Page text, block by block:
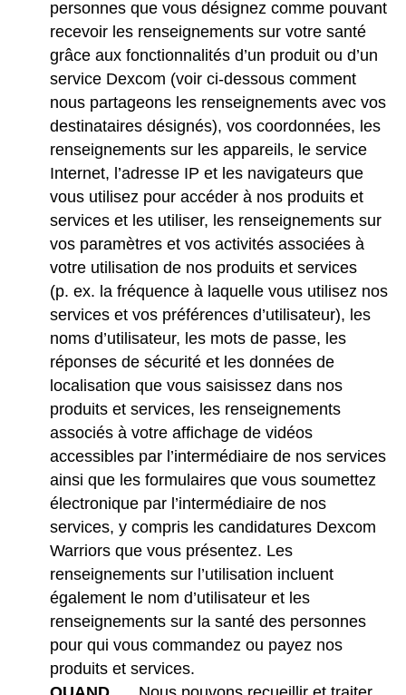
personnes que vous désignez comme pouvant
recevoir les renseignements sur votre santé
grâce aux fonctionnalités d’un produit ou d’un
service Dexcom (voir ci-dessous comment
nous partageons les renseignements avec vos
destinataires désignés), vos coordonnées, les
renseignements sur les appareils, le service
Internet, l’adresse IP et les navigateurs que
vous utilisez pour accéder à nos produits et
services et les utiliser, les renseignements sur
vos paramètres et vos activités associées à
votre utilisation de nos produits et services
(p. ex. la fréquence à laquelle vous utilisez nos
services et vos préférences d’utilisateur), les
noms d’utilisateur, les mots de passe, les
réponses de sécurité et les données de
localisation que vous saisissez dans nos
produits et services, les renseignements
associés à votre affichage de vidéos
accessibles par l’intermédiaire de nos services
ainsi que les formulaires que vous soumettez
électronique par l’intermédiaire de nos
services, y compris les candidatures Dexcom
Warriors que vous présentez. Les
renseignements sur l’utilisation incluent
également le nom d’utilisateur et les
renseignements sur la santé des personnes
pour qui vous commandez ou payez nos
produits et services.